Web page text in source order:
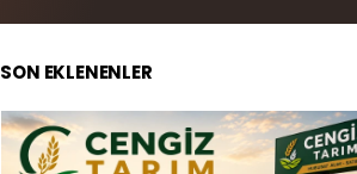
SON EKLENENLER